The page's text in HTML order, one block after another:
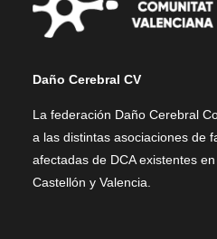
Daño Cerebral CV
La federación Daño Cerebral
a las distintas asociaciones de
afectadas de DCA existentes
Castellón y Valencia.